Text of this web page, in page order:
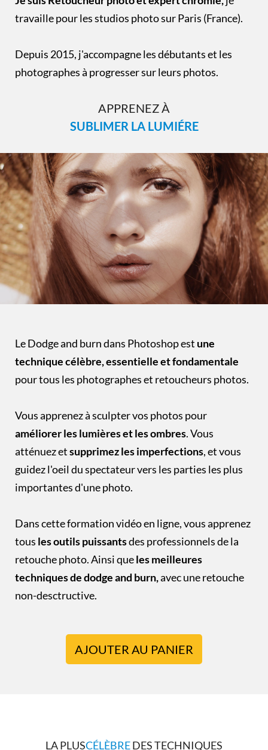
travaille pour les studios photo sur Paris (France).
Depuis 2015, j'accompagne les débutants et les
photographes à progresser sur leurs photos.
APPRENEZ À
SUBLIMER LA LUMIÉRE
Le Dodge and burn dans Photoshop est une
technique célèbre, essentielle et fondamentale
pour tous les photographes et retoucheurs photos.
Vous apprenez à sculpter vos photos pour
améliorer les lumières et les ombres. Vous
atténuez etsupprimez les imperfections, et vous
guidez l'oeil du spectateur vers les parties les plus
importantes d'une photo.
Dans cette formation vidéo en ligne, vous apprenez
tous les outils puissantsdes professionnels de la
retouche photo. Ainsi queles meilleures
techniques de dodge and burn,avec une retouche
non-desctructive.
AJOUTER AU PANIER
LA PLUSCÉLÈBREDES TECHNIQUES